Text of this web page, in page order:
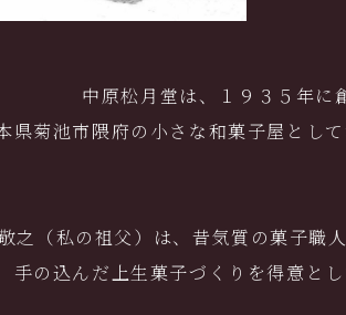
中原松月堂は、１９３５年に
県菊池市隈府の小さな和菓子屋とし
之（私の祖父）は、昔気質の菓子職
手の込んだ上生菓子づくりを得意と